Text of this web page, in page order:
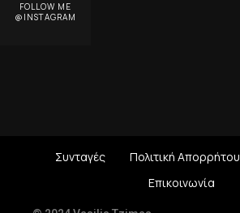
FOLLOW ME
@INSTAGRAM
Συνταγές Πολιτική Απορρήτου
Επικοινωνία